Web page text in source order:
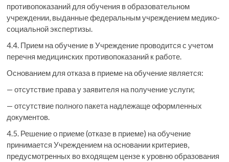
противопоказаний для обучения в образовательном
учреждении, выданные федеральным учреждением медико-
социальной экспертизы.
4.4. Прием на обучение в Учреждение проводится с учетом
перечня медицинских противопоказаний к работе.
Основанием для отказа в приеме на обучение является:
— отсутствие права у заявителя на получение услуги;
— отсутствие полного пакета надлежаще оформленных
документов.
4.5. Решение о приеме (отказе в приеме) на обучение
принимается Учреждением на основании критериев,
предусмотренных во входящем цензе к уровню образования